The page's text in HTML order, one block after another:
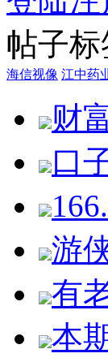
帖子标
海信视像 江中药
财
口
游
有
本